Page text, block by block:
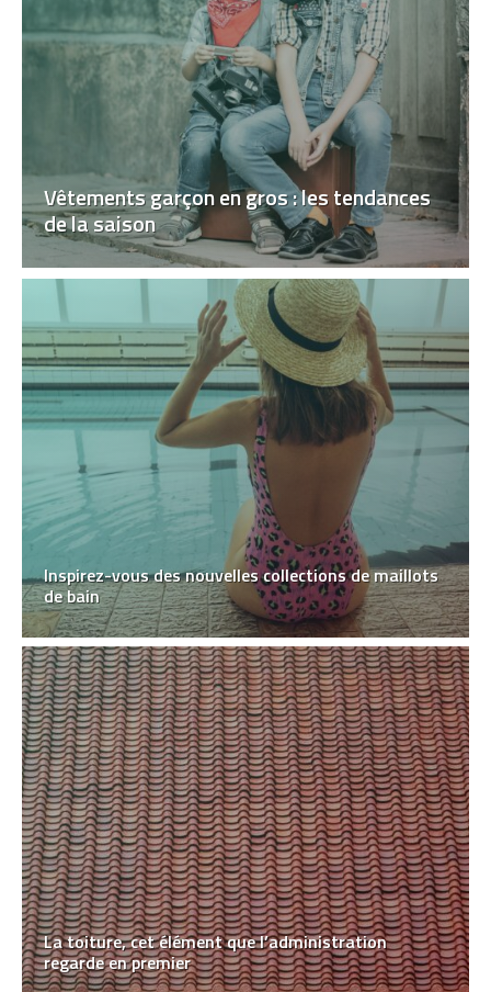
Vêtements garçon en gros : les tendances
de la saison
Inspirez-vous des nouvelles collections de maillots
de bain
La toiture, cet élément que l’administration
regarde en premier